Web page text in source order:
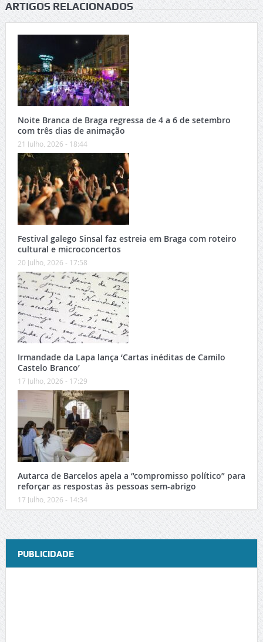
ARTIGOS RELACIONADOS
Noite Branca de Braga regressa de 4 a 6 de setembro
com três dias de animação
21 Julho, 2026 - 18:44
Festival galego Sinsal faz estreia em Braga com roteiro
cultural e microconcertos
20 Julho, 2026 - 17:58
Irmandade da Lapa lança ‘Cartas inéditas de Camilo
Castelo Branco’
17 Julho, 2026 - 17:29
Autarca de Barcelos apela a “compromisso político” para
reforçar as respostas às pessoas sem-abrigo
17 Julho, 2026 - 14:34
PUBLICIDADE